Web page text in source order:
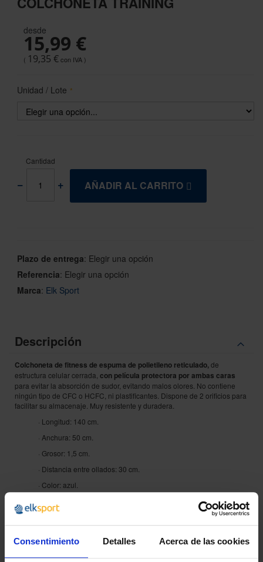
Consentimiento Detalles Acerca de las cookies
the
images
gallery
desde
15,99 €
19,35 €
Unidad / Lote
Cantidad
AÑADIR AL CARRITO
Plazo de entrega: Elegir una opción
Referencia: Elegir una opción
Marca: Elk Sport
Descripción
Colchoneta de fitness de espuma de polietileno reticulado,de
estructura celular cerrada, con película protectora por ambas caras
para evitar la absorción de sudor, evitando malos olores. No contiene
ningún tipo de CFC o HCFC, ni plastificantes. Dispone de 2 orificios para
facilitar su almacenaje. Muy resistente y duradera.
· Longitud: 140 cm.
· Anchura: 50 cm.
· Grosor: 1,5 cm.
· Distancia entre ollados: 30 cm.
· Color: azul.
a un precio más
económico.
También disponible la oferta10 colchonetas Training + 1
guardacolchonetas